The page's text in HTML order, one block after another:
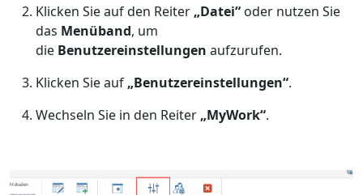
Klicken Sie auf den Reiter „Datei“ oder nutzen Sie
das Menüband, um
die Benutzereinstellungen aufzurufen.
Klicken Sie auf „Benutzereinstellungen“.
Wechseln Sie in den Reiter „MyWork“.